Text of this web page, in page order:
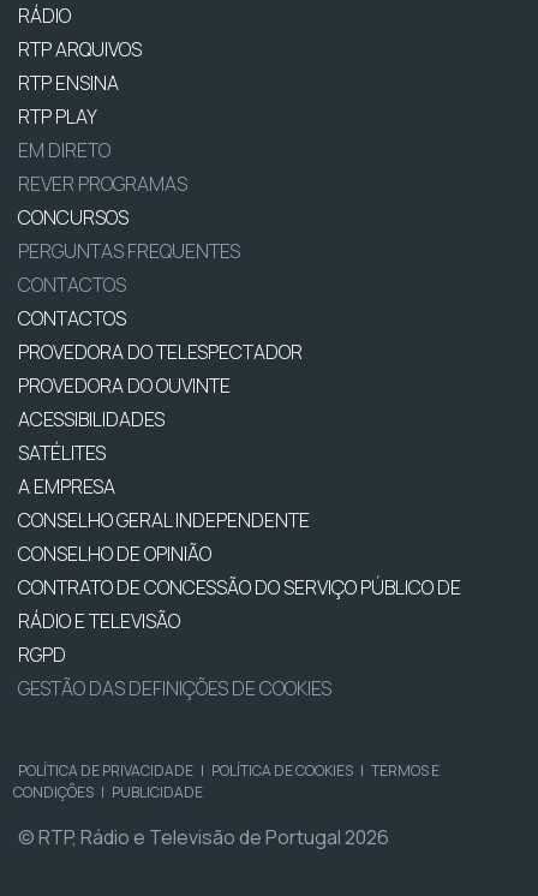
RÁDIO
RTP ARQUIVOS
RTP ENSINA
RTP PLAY
EM DIRETO
REVER PROGRAMAS
CONCURSOS
PERGUNTAS FREQUENTES
CONTACTOS
CONTACTOS
PROVEDORA DO TELESPECTADOR
PROVEDORA DO OUVINTE
ACESSIBILIDADES
SATÉLITES
A EMPRESA
CONSELHO GERAL INDEPENDENTE
CONSELHO DE OPINIÃO
CONTRATO DE CONCESSÃO DO SERVIÇO PÚBLICO DE
RÁDIO E TELEVISÃO
RGPD
GESTÃO DAS DEFINIÇÕES DE COOKIES
POLÍTICA DE PRIVACIDADE | POLÍTICA DE COOKIES | TERMOS E
CONDIÇÕES | PUBLICIDADE
© RTP, Rádio e Televisão de Portugal 2026